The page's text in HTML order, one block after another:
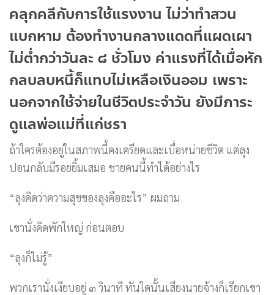
คลุกคลีกับการใช้แรงงาน ไม่ว่าทำสวน
แบกหาม ต้องทำงานกลางแดดที่แผดเผา
ไม่ต่ำกว่าวันละ ๘ ชั่วโมง ค่าแรงที่ได้เมื่อหัก
กลบลบหนี้ก็แทบไม่เหลือเงินออม เพราะ
นอกจากใช้จ่ายในชีวิตประจำวัน ยังมีภาระ
ดูแลพ่อแม่ที่แก่ชรา
ถ้าใครต้องอยู่ในสภาพนี้คงเครียดและเบื่อหน่ายชีวิต แต่ลุง
ปอนกลับมีรอยยิ้มเสมอ ชายคนนี้ทำได้อย่างไร
“ลุงคิดว่าความสุขของลุงคืออะไร” ผมถาม
เขานั่งคิดพักใหญ่ ก่อนตอบ
“ลุงก็ไม่รู้”
พวกเรานั่งเงียบอยู่ ๓ วินาที ทันใดนั้นเสียงนายจ้างก็เรียกเขา